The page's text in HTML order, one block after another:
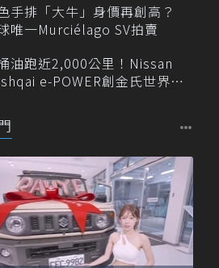
手排「大牛」身價再創高？
唯一Murciélago SV拍賣
油跑近2,000公里！Nissan
e-POWER創金氏世界紀